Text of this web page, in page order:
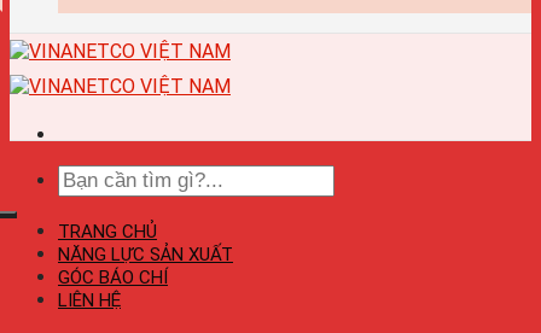
TRANG CHỦ
NĂNG LỰC SẢN XUẤT
GÓC BÁO CHÍ
LIÊN HỆ